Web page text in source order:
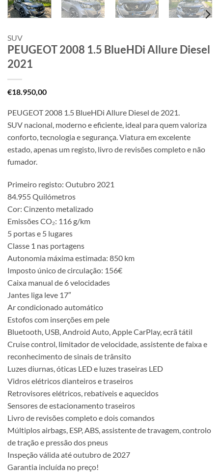
SUV
PEUGEOT 2008 1.5 BlueHDi Allure Diesel
2021
€18.950,00
PEUGEOT 2008 1.5 BlueHDi Allure Diesel de 2021.
SUV nacional, moderno e eficiente, ideal para quem valoriza
conforto, tecnologia e segurança. Viatura em excelente
estado, apenas um registo, livro de revisões completo e não
fumador.
Primeiro registo: Outubro 2021
84.955 Quilómetros
Cor: Cinzento metalizado
Emissões CO₂: 116 g/km
5 portas e 5 lugares
Classe 1 nas portagens
Autonomia máxima estimada: 850 km
Imposto único de circulação: 156€
Caixa manual de 6 velocidades
Jantes liga leve 17″
Ar condicionado automático
Estofos com inserções em pele
Bluetooth, USB, Android Auto, Apple CarPlay, ecrã tátil
Cruise control, limitador de velocidade, assistente de faixa e
reconhecimento de sinais de trânsito
Luzes diurnas, óticas LED e luzes traseiras LED
Vidros elétricos dianteiros e traseiros
Retrovisores elétricos, rebatíveis e aquecidos
Sensores de estacionamento traseiros
Livro de revisões completo e dois comandos
Múltiplos airbags, ESP, ABS, assistente de travagem, controlo
de tração e pressão dos pneus
Inspeção válida até outubro de 2027
Garantia incluída no preço!